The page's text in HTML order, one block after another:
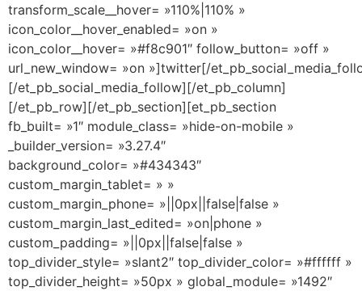
transform_scale__hover= »110%|110% »
icon_color__hover_enabled= »on »
icon_color__hover= »#f8c901″ follow_button= »off »
url_new_window= »on »]twitter[/
[/et_pb_social_media_follow][/et_pb_column]
[/et_pb_row][/et_pb_section][et_pb_section
fb_built= »1″ module_class= »hide-on-mobile »
_builder_version= »3.27.4″
background_color= »#434343″
custom_margin_tablet= » »
custom_margin_phone= »||0px||false|false »
custom_margin_last_edited= »on|phone »
custom_padding= »||0px||false|false »
top_divider_style= »slant2″ top_divider_color= »#ffffff »
top_divider_height= »50px » global_module= »1492″